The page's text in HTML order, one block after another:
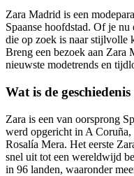
Zara Madrid is een
Spaanse hoofdstad. Of je
die op zoek is naar stijlvolle
Breng een bezoek aan Zara
nieuwste modetrends en
Wat is de
Zara is een van oorsprong
werd opgericht in A
Rosalía Mera. Het eerste
snel uit tot een wereldwijd
in 96 landen, waaronder